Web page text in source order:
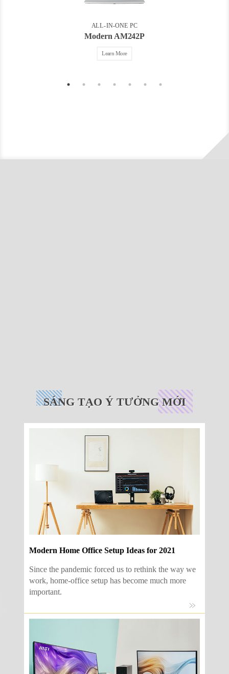
ALL-IN-ONE PC
Modern AM242P
Learn More
SÁNG TẠO Ý TƯỞNG MỚI
Modern Home Office Setup Ideas for 2021
Since the pandemic forced us to rethink the way we
work, home-office setup has become much more
important.